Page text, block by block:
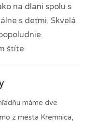
na dlani spolu s
s deťmi. Skvelá
štíte.
máme dve
z mesta Kremnica,